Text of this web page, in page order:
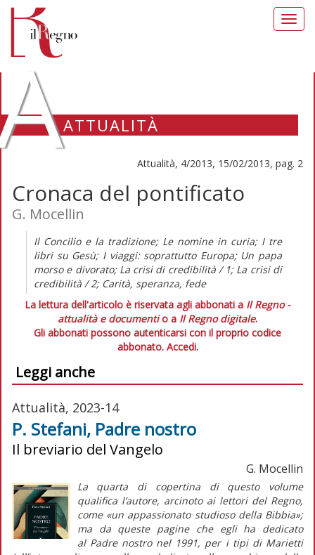
ATTUALITÀ
Attualità, 4/2013, 15/02/2013, pag. 2
Cronaca del pontificato
G. Mocellin
Il Concilio e la tradizione; Le nomine in curia; I tre
libri su Gesù; I viaggi: soprattutto Europa; Un papa
morso e divorato; La crisi di credibilità / 1; La crisi di
credibilità / 2; Carità, speranza, fede
La lettura dell'articolo è riservata agli abbonati a Il Regno -
attualità e documentio a Il Regno digitale.
Gli abbonati possono autenticarsi con il proprio codice
abbonato. Accedi.
Leggi anche
Attualità, 2023-14
P. Stefani, Padre nostro
Il breviario del Vangelo
G. Mocellin
La quarta di copertina di questo volume
qualifica l’autore, arcinoto ai lettori del Regno,
come «un appassionato studioso della Bibbia»;
ma da queste pagine che egli ha dedicato
al Padre nostronel 1991, per i tipi di Marietti